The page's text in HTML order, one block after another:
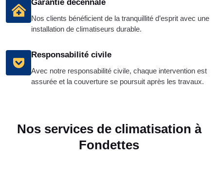
Garantie décennale
Nos clients bénéficient de la tranquillité d’esprit avec une
installation de climatiseurs durable.
Responsabilité civile
Avec notre responsabilité civile, chaque intervention est
assurée et la couverture se poursuit après les travaux.
Nos services de climatisation à
Fondettes